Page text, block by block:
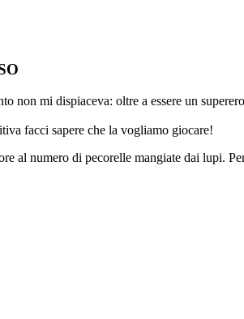
non mi dispiaceva: oltre a essere un
facci sapere che la vogliamo giocare!
al numero di pecorelle mangiate dai lupi.